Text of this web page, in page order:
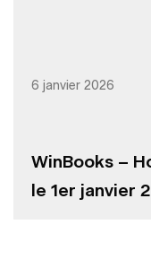
WinBooks –
le 1er janvier
6 janvier 2026